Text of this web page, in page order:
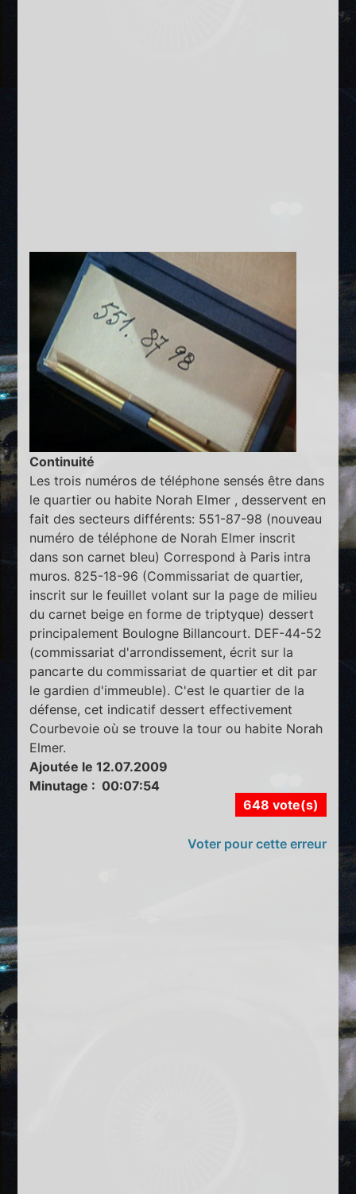
Continuité
Les trois numéros de téléphone sensés être dans
le quartier ou habite Norah Elmer , desservent en
fait des secteurs différents: 551-87-98 (nouveau
numéro de téléphone de Norah Elmer inscrit
dans son carnet bleu) Correspond à Paris intra
muros. 825-18-96 (Commissariat de quartier,
inscrit sur le feuillet volant sur la page de milieu
du carnet beige en forme de triptyque) dessert
principalement Boulogne Billancourt. DEF-44-52
(commissariat d'arrondissement, écrit sur la
pancarte du commissariat de quartier et dit par
le gardien d'immeuble). C'est le quartier de la
défense, cet indicatif dessert effectivement
Courbevoie où se trouve la tour ou habite Norah
Elmer.
Ajoutée le 12.07.2009
Minutage : 00:07:54
648 vote(s)
Voter pour cette erreur